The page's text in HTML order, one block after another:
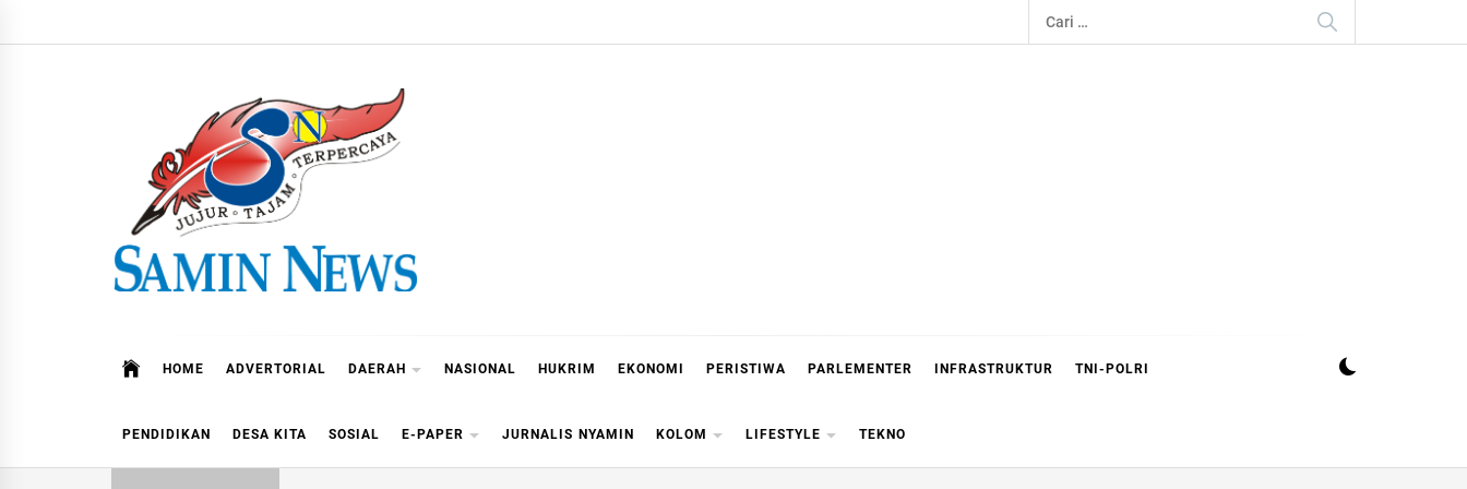
to
Cari
untuk:
HOME ADVERTORIAL DAERAH NASIONAL HUKRIM EKONOMI PERISTIWA PARLEMENTER INFRASTRUKTUR TNI-POLRI
PENDIDIKAN DESA KITA SOSIAL E-PAPER JURNALIS NYAMIN KOLOM LIFESTYLE TEKNO